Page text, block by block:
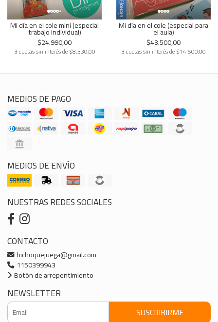
Mi día en el cole mini (especial
trabajo individual)
$24.990,00
3 cuotas sin interés de $8.330,00
Mi día en el cole (especial para
el aula)
$43.500,00
3 cuotas sin interés de $14.500,00
MEDIOS DE PAGO
MEDIOS DE ENVÍO
NUESTRAS REDES SOCIALES
CONTACTO
bichoquejuega@gmail.com
1150399943
Botón de arrepentimiento
NEWSLETTER
SUSCRIBIRME